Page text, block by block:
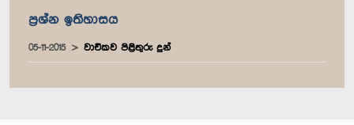
ප්‍රශ්න ඉතිහාසය
05-11-2015 වාචිකව පිළිතුරු දුන්